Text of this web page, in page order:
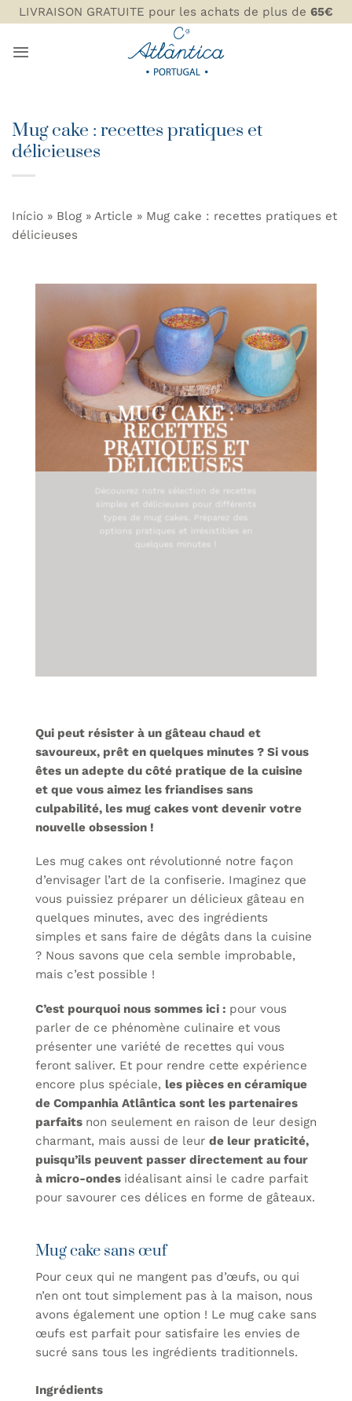
Passer
au
contenu
LIVRAISON GRATUITE pour les achats de plus de 65€
Mug cake : recettes pratiques et
délicieuses
Início » Blog » Article » Mug cake : recettes pratiques et
délicieuses
MUG CAKE :
RECETTES
PRATIQUES ET
DÉLICIEUSES
Découvrez notre sélection de recettes
simples et délicieuses pour différents
types de mug cakes. Préparez des
options pratiques et irrésistibles en
quelques minutes !
Qui peut résister à un gâteau chaud et
savoureux, prêt en quelques minutes ? Si vous
êtes un adepte du côté pratique de la cuisine
et que vous aimez les friandises sans
culpabilité, les mug cakes vont devenir votre
nouvelle obsession !
Les mug cakes ont révolutionné notre façon
d’envisager l’art de la confiserie. Imaginez que
vous puissiez préparer un délicieux gâteau en
quelques minutes, avec des ingrédients
simples et sans faire de dégâts dans la cuisine
? Nous savons que cela semble improbable,
mais c’est possible !
C’est pourquoi nous sommes ici : pour vous
parler de ce phénomène culinaire et vous
présenter une variété de recettes qui vous
feront saliver. Et pour rendre cette expérience
encore plus spéciale, les pièces en céramique
de Companhia Atlântica sont les partenaires
parfaits non seulement en raison de leur design
charmant, mais aussi de leur de leur praticité,
puisqu’ils peuvent passer directement au four
à micro-ondes idéalisant ainsi le cadre parfait
pour savourer ces délices en forme de gâteaux.
Mug cake sans œuf
Pour ceux qui ne mangent pas d’œufs, ou qui
n’en ont tout simplement pas à la maison, nous
avons également une option ! Le mug cake sans
œufs est parfait pour satisfaire les envies de
sucré sans tous les ingrédients traditionnels.
Ingrédients